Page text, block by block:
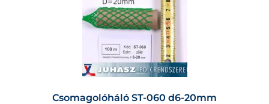
Csomagolóháló ST-060 d6-20mm